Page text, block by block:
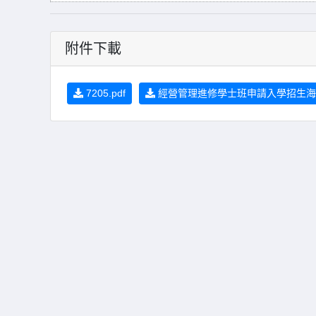
附件下載
7205.pdf 經營管理進修學士班申請入學招生